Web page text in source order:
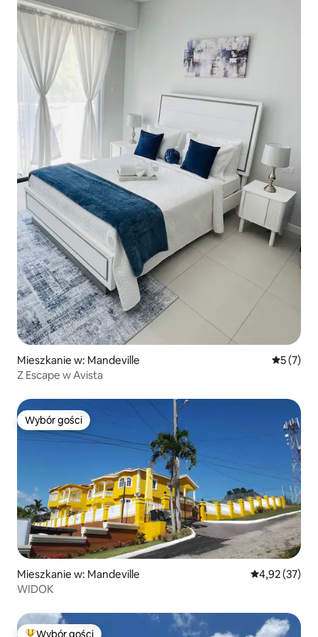
Mieszkanie w: Mandeville Średnia
5 (7)
Z Escape w Avista
Wybór gości
Wybór gości
Mieszkanie w: Mandeville Średnia
4,92 (37)
WIDOK
Wybór gości